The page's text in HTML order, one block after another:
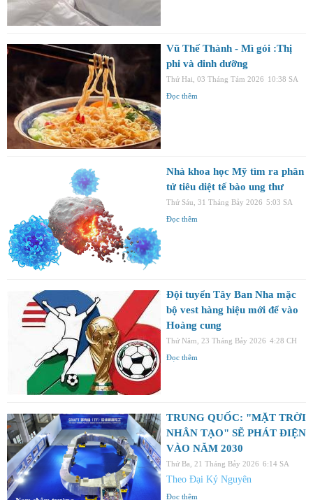
Vũ Thế Thành - Mì gói :Thị
phi và dinh dưỡng
Thứ Hai, 03 Tháng Tám 2026 10:38 SA
Đọc thêm
Nhà khoa học Mỹ tìm ra phân
tử tiêu diệt tế bào ung thư
Thứ Sáu, 31 Tháng Bảy 2026 5:03 SA
Đọc thêm
Đội tuyển Tây Ban Nha mặc
bộ vest hàng hiệu mới để vào
Hoàng cung
Thứ Năm, 23 Tháng Bảy 2026 4:28 CH
Đọc thêm
TRUNG QUỐC: "MẶT TRỜI
NHÂN TẠO" SẼ PHÁT ĐIỆN
VÀO NĂM 2030
Thứ Ba, 21 Tháng Bảy 2026 6:14 SA
Theo Đại Kỷ Nguyên
Đọc thêm